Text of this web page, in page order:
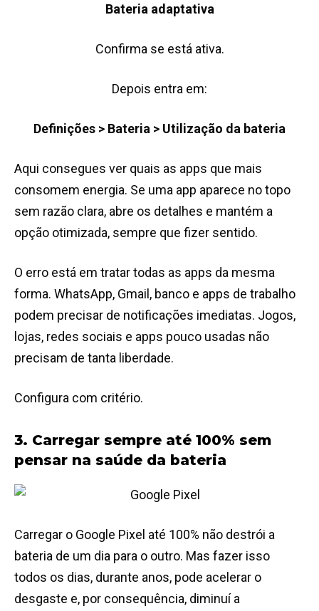
Bateria adaptativa
Confirma se está ativa.
Depois entra em:
Definições > Bateria > Utilização da bateria
Aqui consegues ver quais as apps que mais
consomem energia. Se uma app aparece no topo
sem razão clara, abre os detalhes e mantém a
opção otimizada, sempre que fizer sentido.
O erro está em tratar todas as apps da mesma
forma. WhatsApp, Gmail, banco e apps de trabalho
podem precisar de notificações imediatas. Jogos,
lojas, redes sociais e apps pouco usadas não
precisam de tanta liberdade.
Configura com critério.
3. Carregar sempre até 100% sem
pensar na saúde da bateria
Carregar o Google Pixel até 100% não destrói a
bateria de um dia para o outro. Mas fazer isso
todos os dias, durante anos, pode acelerar o
desgaste e, por consequência, diminuí a